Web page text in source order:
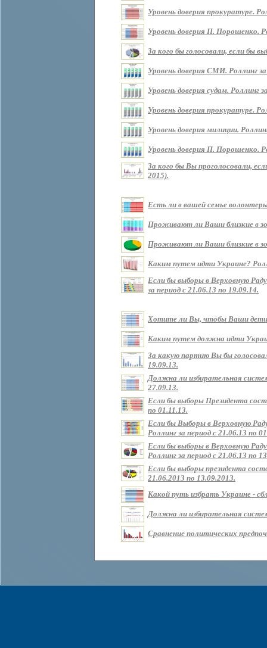
Уровень доверия прокуратуре.
Уровень доверия П. Порошенко.
За кого бы голосовали, если бы
Уровень доверия СМИ. Роллинг
Уровень доверия судам. Роллинг
Уровень доверия прокуратуре.
Уровень доверия милиции.
Уровень доверия П. Порошенко.
За кого бы Вы проголосовали,
2015).
Есть ли в вашей семье
Проживают ли Ваши близкие в
Проживают ли Ваши близкие в
Каким путем идти Украине?
Если бы выборы в Верховную
за период с 21.06.13 по 19.09.14.
Хотите ли Вы, чтобы Ваши дети
Каким путем должна идти
За какую партию Вы бы
19.09.13.
Должна ли избирательная
27.09.13.
Если бы выборы Президента
по 01.11.13.
Если бы Выборы в Верховную
Роллинг за период с 21.06.13 по
Если бы выборы в Верховную
Роллинг за период с 21.06.13 по
Если бы выборы президента
21.06.2013 по 13.09.2013.
Какой путь избрать Украине -
Должна ли избирательная
Сравнение политических